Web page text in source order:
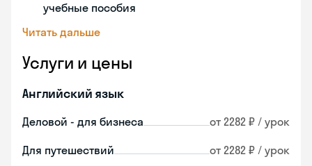
учебные пособия
Читать дальше
Услуги и цены
Английский язык
Деловой - для бизнеса от 2282 ₽ / урок
Для путешествий от 2282 ₽ / урок